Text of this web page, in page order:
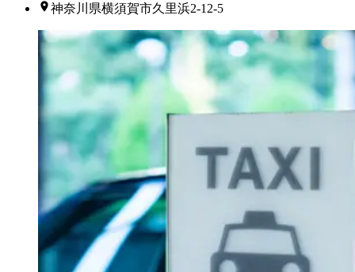
神奈川県横須賀市久里浜2-12-5